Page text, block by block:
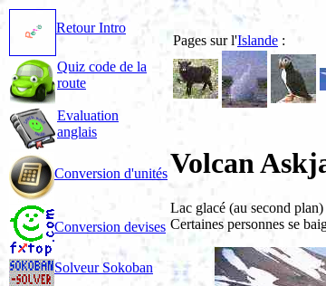
Retour Intro
Quiz code de la
route
Evaluation
anglais
Conversion d'unités
Conversion devises
Solveur Sokoban
Pages sur l'Islande :
Volcan
Lac glacé (au second
Certaines personnes se